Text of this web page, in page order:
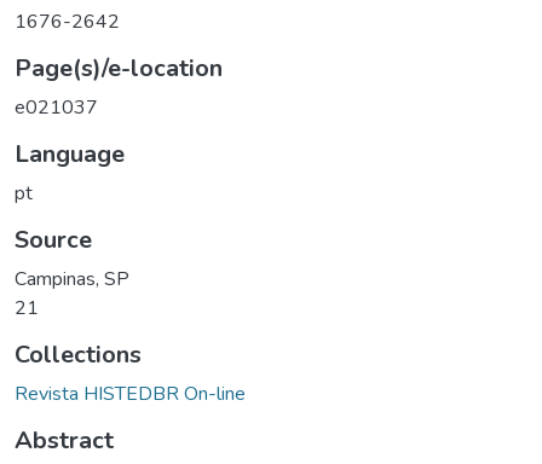
1676-2642
Page(s)/e-location
e021037
Language
pt
Source
Campinas, SP
21
Collections
Revista HISTEDBR On-line
Abstract